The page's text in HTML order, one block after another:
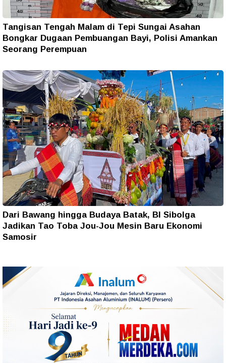
Tangisan Tengah Malam di Tepi Sungai Asahan
Bongkar Dugaan Pembuangan Bayi, Polisi Amankan
Seorang Perempuan
Dari Bawang hingga Budaya Batak, BI Sibolga
Jadikan Tao Toba Jou-Jou Mesin Baru Ekonomi
Samosir